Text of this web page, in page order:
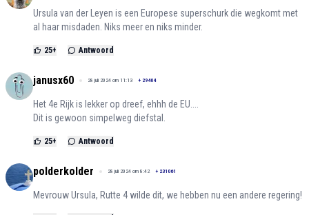
Ursula van der Leyen is een Europese superschurk die wegkomt met
al haar misdaden. Niks meer en niks minder.
25+ Antwoord
janusx60 28 juli 2024 om 11:13 + 29404
Het 4e Rijk is lekker op dreef, ehhh de EU....
Dit is gewoon simpelweg diefstal.
25+ Antwoord
polderkolder 28 juli 2024 om 8:42 + 231061
Mevrouw Ursula, Rutte 4 wilde dit, we hebben nu een andere regering!